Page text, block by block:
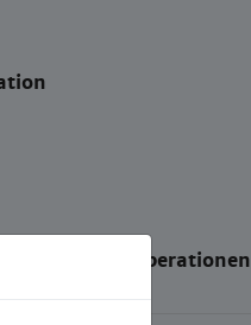
Kooperationen